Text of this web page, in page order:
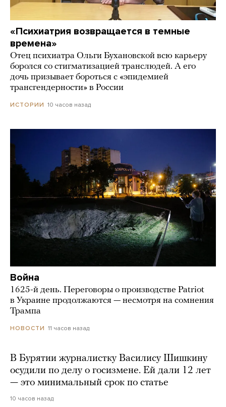
«Психиатрия возвращается в темные
времена»
Отец психиатра Ольги Бухановской всю карьеру
боролся со стигматизацией транслюдей. А его
дочь призывает бороться с «эпидемией
трансгендерности» в России
ИСТОРИИ 10 часов назад
Война
1625-й день. Переговоры о производстве Patriot
в Украине продолжаются — несмотря на сомнения
Трампа
НОВОСТИ 11 часов назад
В Бурятии журналистку Василису Шишкину
осудили по делу о госизмене. Ей дали 12 лет
— это минимальный срок по статье
10 часов назад